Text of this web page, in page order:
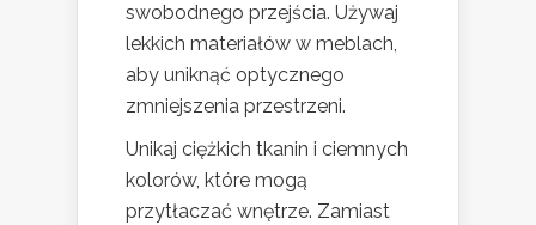
swobodnego przejścia. Używaj
lekkich materiałów w meblach,
aby uniknąć optycznego
zmniejszenia przestrzeni.
Unikaj ciężkich tkanin i ciemnych
kolorów, które mogą
przytłaczać wnętrze. Zamiast